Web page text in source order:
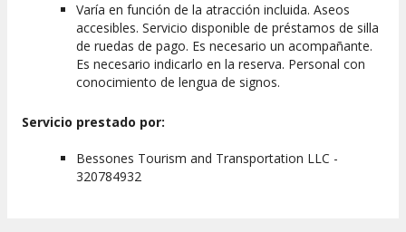
Varía en función de la atracción incluida. Aseos
accesibles. Servicio disponible de préstamos de silla
de ruedas de pago. Es necesario un acompañante.
Es necesario indicarlo en la reserva. Personal con
conocimiento de lengua de signos.
Servicio prestado por:
Bessones Tourism and Transportation LLC -
320784932